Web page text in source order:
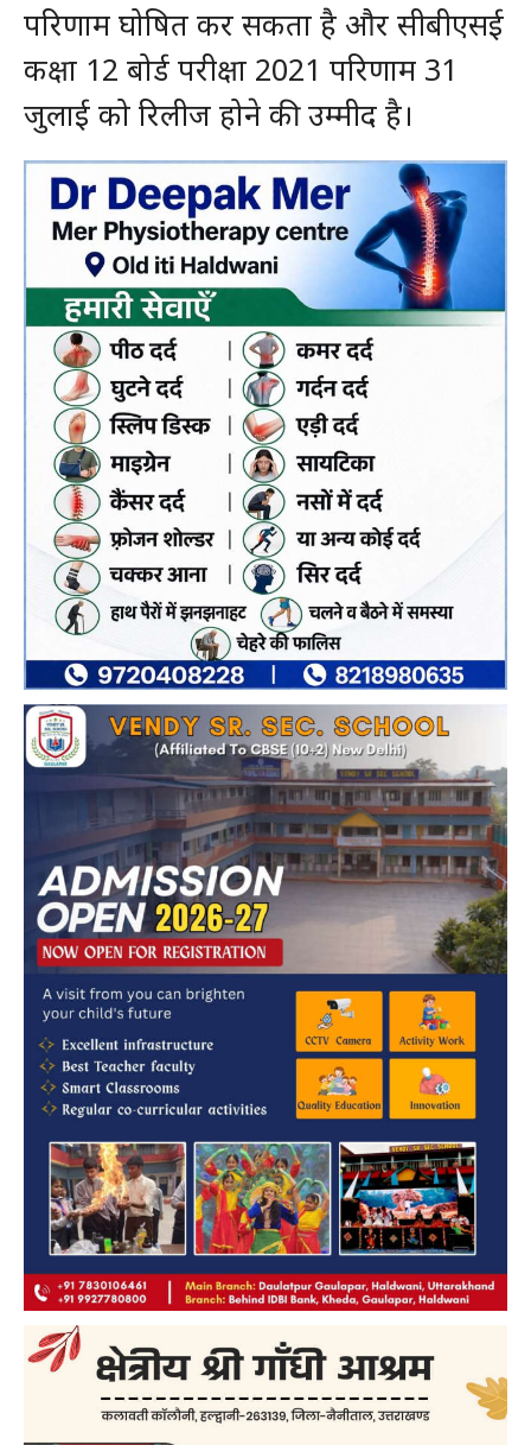
परिणाम घोषित कर सकता है और सीबीएसई
कक्षा 12 बोर्ड परीक्षा 2021 परिणाम 31
जुलाई को रिलीज होने की उम्‍मीद है।